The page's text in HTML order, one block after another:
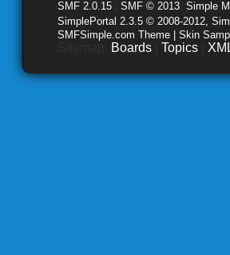
SMF 2.0.15 SMF © 2013 Simple
SimplePortal 2.3.5 © 2008-2012,
SMFSimple.com Theme | Skin Samp
Boards Topics